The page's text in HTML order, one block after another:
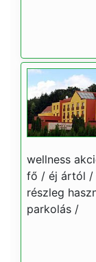
wellness
fő / éj ártól /
részleg
parkolás /